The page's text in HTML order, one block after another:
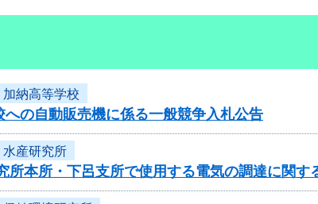
加納高等学校
の自動販売機に係る一般競争入札公告
水産研究所
所本所・下呂支所で使用する電気の調達に関す